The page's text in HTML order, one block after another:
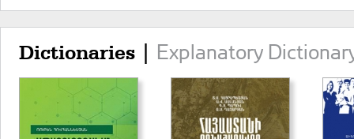
Dictionaries | Explanatory